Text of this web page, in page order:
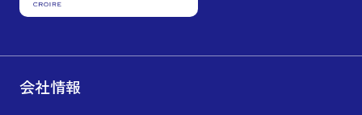
会社情報